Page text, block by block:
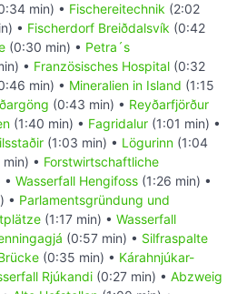
min) • Fischereitechnik (2:02
• Fischerdorf Breiðdalsvík (0:42
(0:30 min) • Petra´s
• Französisches Hospital (0:32
min) • Mineralien in Island (1:15
(0:43 min) • Reyðarfjörður
(1:40 min) • Fagridalur (1:01 min) •
(1:03 min) • Lögurinn (1:04
• Forstwirtschaftliche
• Wasserfall Hengifoss (1:26 min) •
• Parlamentsgründung und
(1:17 min) • Wasserfall
(0:57 min) • Silfraspalte
(0:35 min) • Kárahnjúkar-
Rjúkandi (0:27 min) • Abzweig